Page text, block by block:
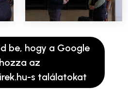
be, hogy a Google
az
s találatokat